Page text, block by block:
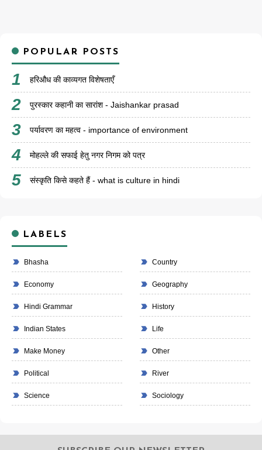
POPULAR POSTS
हरिऔध की काव्यगत विशेषताएँ
पुरस्कार कहानी का सारांश - Jaishankar prasad
पर्यावरण का महत्व - importance of environment
मोहल्ले की सफाई हेतु नगर निगम को पत्र
संस्कृति किसे कहते हैं - what is culture in hindi
LABELS
Bhasha Country
Economy Geography
Hindi Grammar History
Indian States Life
Make Money Other
Political River
Science Sociology